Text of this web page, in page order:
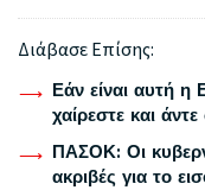
Διάβασε Επίσης:
Εάν είναι αυτή η
χαίρεστε και
ΠΑΣΟΚ: Οι
ακριβές για το